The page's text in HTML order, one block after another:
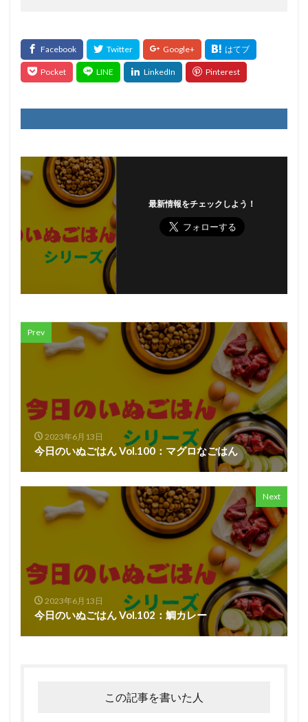
最新情報をチェックしよう！
Prev
2023年6月13日
今日のいぬごはん Vol.100：マグロなごはん
Next
2023年6月13日
今日のいぬごはん Vol.102：鯛カレー
この記事を書いた人